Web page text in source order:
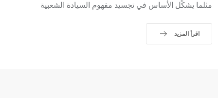
مثلما يشكِّل الأساس في تجسيد مفهوم السيادة الشعبية
اقرأ المزيد